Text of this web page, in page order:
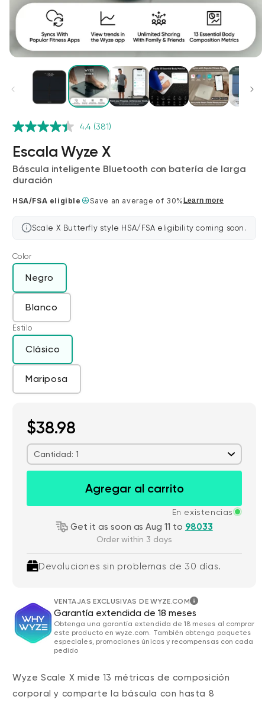
4.4 (381)
Escala Wyze X
Báscula inteligente Bluetooth con batería de larga
duración
HSA/FSA eligible Save an average of 30% Learn more
Scale X Butterfly style HSA/FSA eligibility coming soon.
Color
Negro
Blanco
Estilo
Clásico
Mariposa
$38.98
Cantidad: 1
Agregar al carrito
En existencias
Get it as soon as Aug 11 to 98033
Order within 3 days
Devoluciones sin problemas de 30 días.
VENTAJAS EXCLUSIVAS DE WYZE.COM
Garantía extendida de 18 meses
Obtenga una garantía extendida de 18 meses al comprar
este producto en wyze.com. También obtenga paquetes
especiales, promociones únicas y recompensas con cada
pedido
Wyze Scale X mide 13 métricas de composición
corporal y comparte la báscula con hasta 8
32 GB
Blanco
More
Add to cart